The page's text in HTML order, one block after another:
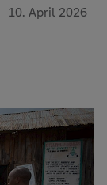
10. April 2026